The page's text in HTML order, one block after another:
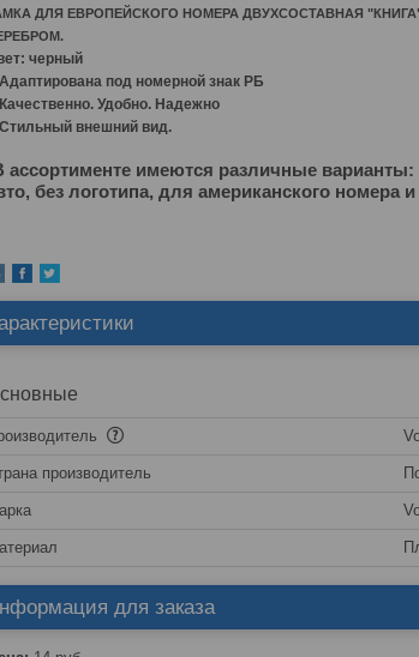
ДЛЯ ЕВРОПЕЙСКОГО НОМЕРА ДВУХСОСТАВНАЯ
черный
под номерной знак РБ
Удобно. Надежно
внешний вид.
ассортименте имеются различные
без логотипа, для американского номера и
производитель
для заказа